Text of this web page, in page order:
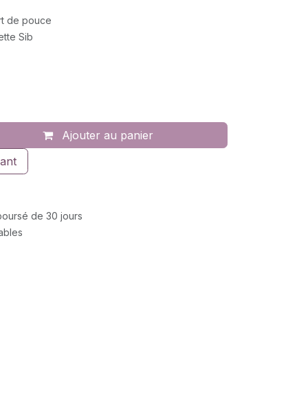
de pouce
Sib
Ajouter au panier
de 30 jours